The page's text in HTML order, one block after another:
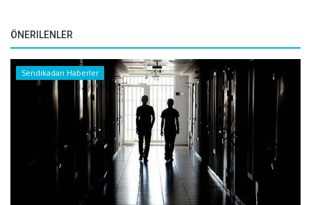
ÖNERILENLER
Sendikadan Haberler